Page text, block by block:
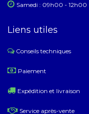
Samedi : 09h00 - 12h00
Liens utiles
Conseils techniques
​ Paiement
Expédition et livraison
Service après-vente